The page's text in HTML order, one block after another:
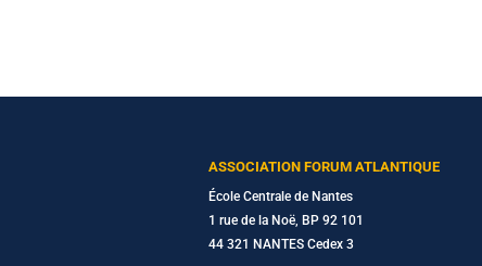
ASSOCIATION FORUM ATLANTIQUE
École Centrale de Nantes
1 rue de la Noë, BP 92 101
44 321 NANTES Cedex 3